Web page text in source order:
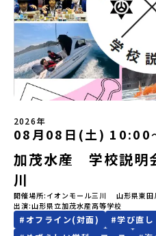
ンを掲げ、2017年3月に島根県に
全国約200の高校と連携しながら
徒一人ひとりの夢や価値観に合
とができるシステム「地域みらい
や地域活性モデルをつくり続け
域・教育魅力化プラットフォー
悠所在地：〒690-0842 島根県
BASE2階 その他所在地公式
地域留学体験」のプログラム開催
ご登録ください♪地域みらい留学
い。プログラム開催日の前日＜8
絡日：お支払いいただく旅行代金
料・20日目-8日目：20％・7日
の前日：40％・プログラム開始
加またはプログラム開始後の解除
どの状況等によって開催を見合わ
は原則、開催日1週間前までにご
に達しなかった場合は、開催日3
についてはこちらをご確認くださ
ム主催：一般財団法人地域・教育
ある若者にあふれる持続可能な地
ンを掲げ、2017年3月に島根県に
全国約200の高校と連携しながら
徒一人ひとりの夢や価値観に合っ
とができるシステム「地域みらい
や地域活性モデルをつくり続けて
域・教育魅力化プラットフォーム
オンライン説明会（アーカイブ動
し地域留学」を知りたい方へ〜日
加できる「おためし地域留学」
開催しました。中学生一人での参
なる「安全面」や「事務局のサポ
しています。ぜひ、ご自宅からお
イブ動画を視聴する]YouTube：
https://youtu.be/
【STEP 2】プログラム説明会〜
たい方へ〜全体説明を聞いたうえ
の？」「どんなまちなの？」とい
す。2泊3日のプログラムの中身を
19：00〜20：00内容：どんなと
応答紹介地域：鹿児島県出水市・
県八幡平市/愛媛県鬼北町＊4つの
とお届けします。お申し込み：
mirai.jp/events/064069お気軽に
けど大丈夫？」「どんな体験がで
喫（PM）「地引網体験」 -地元
園で高校生とあそぶ！かたる！
BBQ・花火大会」 -さらにまち
「3日間の振り返りワーク」 -み
00 解散 (中標津空港 13：30頃到
空港16：45着)便を利用する想定
ログラムを変更する場合がござい
道標津町【実施日程】8月4日（
イン研修」をご案内する予定です
場所・時間】中標津空港 8月4日(
間】中標津空港 8月6日(木) 13：
年生【宿泊先】民宿 船長の家※1
いただく予定です。【旅行代金】
うち、以下の内容が無料となりま
ム内のアクティビティ・体験費用
者のご負担となります・集合場所
由時間の個人飲食費などの個人的
2026年
08月08日(土) 10:00
加茂水産 学校説明
川
開催場所 イオンモール三川 山形県東田
出演 山形県立加茂水産高等学校
#オフライン(対面) #学び直し